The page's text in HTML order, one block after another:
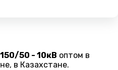
50 - 10кВ оптом в
в Казахстане.